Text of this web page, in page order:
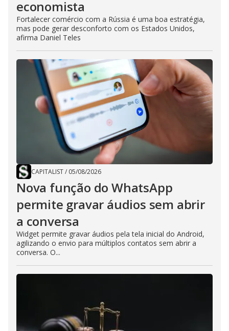
economista
Fortalecer comércio com a Rússia é uma boa estratégia,
mas pode gerar desconforto com os Estados Unidos,
afirma Daniel Teles
CAPITALIST/ 05/08/2026
Nova função do WhatsApp
permite gravar áudios sem abrir
a conversa
Widget permite gravar áudios pela tela inicial do Android,
agilizando o envio para múltiplos contatos sem abrir a
conversa. O...